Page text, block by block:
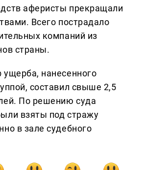
аферисты прекращали
Всего пострадало
компаний из
страны.
нанесенного
составил свыше 2,5
По решению суда
взяты под стражу
в зале судебного